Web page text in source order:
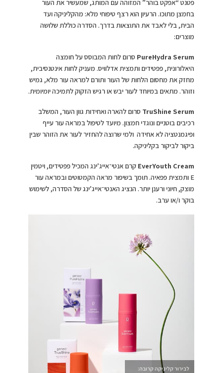
פטנט “אפקט בוהר” המזוהה עם המותג, שמעשיר את העור
בחמצן מתוכו. הרעיון הוא רצף טיפוחי מלא: מהקליניקה ועד
הבית, בלי לאבד את התוצאות בדרך. הסדרה כוללת שלושה
מוצרים:
PureHydra Serum סרום לחות המבוסס על חומצה
היאלורונית, פפטידים ותמצית אדלוויס. מעניק לחות אינטנסיבית,
מחזק את מחסום הלחות של העור ותורם למראה עור מלא, גמיש
וזוהר. מתאים במיוחד לעור יבש או רגיש הזקוק לתמיכה יומיומית.
TruShine Serum סרום להארה ואחידות גוון העור, המשלב
רכיבים בוטניים ונוגדי חמצון. מיועד לטיפול במראה עור עייף
ופיגמנטציה לא אחידה ולמי שרוצה להחזיר לעור את הזוהר שבין
ביקור לביקור בקליניקה.
EverYouth Cream קרם אנטי־אייג’ינג המכיל פפטידים, ויטמין
E ותמצית פפאיה. תומך בשיפור מראה הקמטוטים ובמראה עור
מוצק, חיוני ורענן יותר. הנציג האנטי־אייג’ינג של הסדרה, לשימוש
בוקר ו/או ערב.
לבירור קליניקה קרובה: